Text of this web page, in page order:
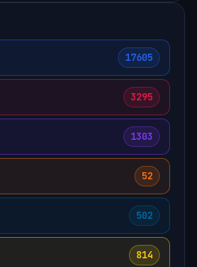
17605
3295
1303
52
502
814